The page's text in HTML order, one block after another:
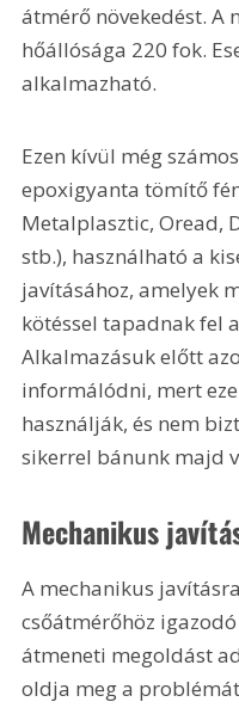
átmérő növekedést. A
hőállósága 220 fok.
alkalmazható.
Ezen kívül még
epoxigyanta tömítő
Metalplasztic, Oread,
stb.), használható a
javításához, amelyek
kötéssel tapadnak fel
Alkalmazásuk előtt
informálódni, mert
használják, és nem
sikerrel bánunk majd
Mechanikus
A mechanikus
csőátmérőhöz
átmeneti megoldást
oldja meg a